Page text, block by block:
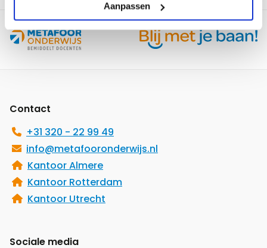
Aanpassen
Contact
+31 320 - 22 99 49
info@metafooronderwijs.nl
Kantoor Almere
Kantoor Rotterdam
Kantoor Utrecht
Sociale media